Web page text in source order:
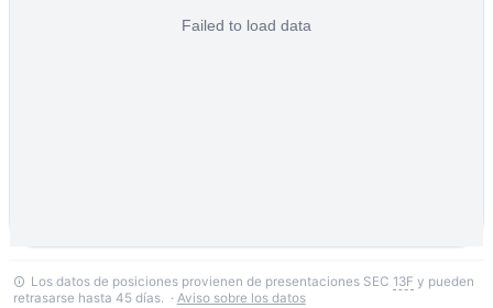
Los datos de posiciones provienen de presentaciones SEC 13F y pueden
retrasarse hasta 45 días. · Aviso sobre los datos